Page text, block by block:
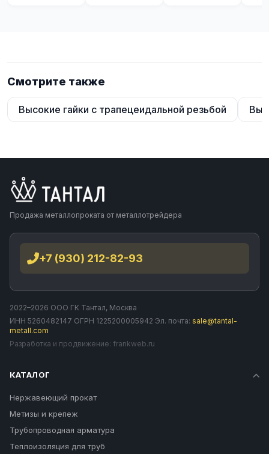
Смотрите также
Высокие гайки с трапецеидальной резьбой
Продажа металлопроката от металлотрейдера
+7 (930) 212-82-93
2022–2026 ООО ГК Тантал, Москва
ИНН 5260482147 ОГРН 1225200005942 Эл. почта: sale@tantal-
metall.com
Разработка и продвижение: frankweb.ru
КАТАЛОГ
Нержавеющий прокат
Метизы и крепеж
Трубопроводная арматура
Теплоизоляция для труб